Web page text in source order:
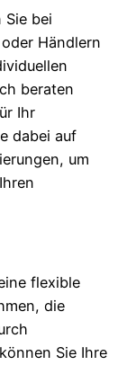
Sie bei
Händlern
beraten
Ihr
dabei auf
um
flexible
die
Sie Ihre